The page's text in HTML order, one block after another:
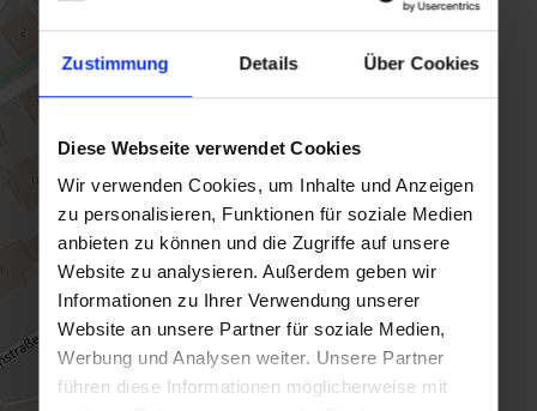
Zustimmung Details Über Cookies
Diese Webseite verwendet Cookies
Wir verwenden Cookies, um Inhalte und Anzeigen
zu personalisieren, Funktionen für soziale Medien
anbieten zu können und die Zugriffe auf unsere
Website zu analysieren. Außerdem geben wir
Informationen zu Ihrer Verwendung unserer
Website an unsere Partner für soziale Medien,
Werbung und Analysen weiter. Unsere Partner
führen diese Informationen möglicherweise mit